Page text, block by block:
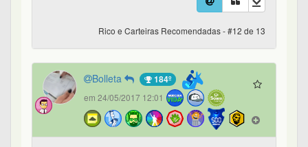
Rico e Carteiras Recomendadas - #12 de 13
Bolleta 184º
em 24/05/2017 12:01